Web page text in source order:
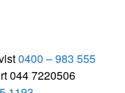
0400 – 983 555
044 7220506